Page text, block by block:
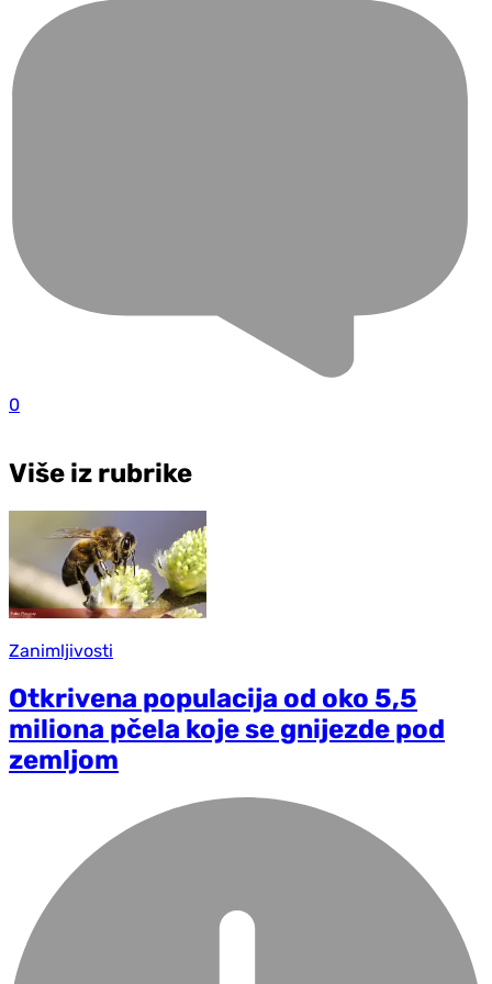
0
Više iz rubrike
Zanimljivosti
Otkrivena populacija od oko 5,5
miliona pčela koje se gnijezde pod
zemljom